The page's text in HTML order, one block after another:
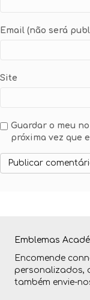
Email (não será
Site
Guardar o meu
próxima vez que
Emblemas
Encomende
personalizados,
também envie-